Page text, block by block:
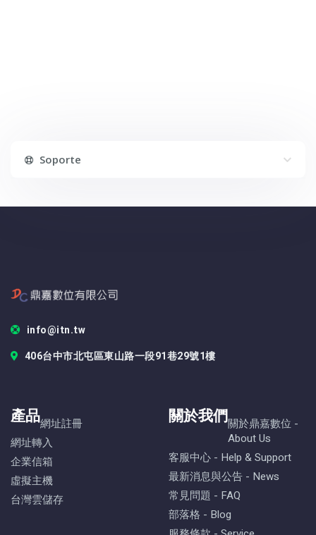
Soporte
info@itn.tw
406台中市北屯區東山路一段91巷29號1樓
產品網址註冊
網址轉入
企業信箱
虛擬主機
台灣雲儲存
關於我們關於鼎嘉數位 -
About Us
客服中心 - Help & Support
最新消息與公告 - News
常見問題 - FAQ
部落格 - Blog